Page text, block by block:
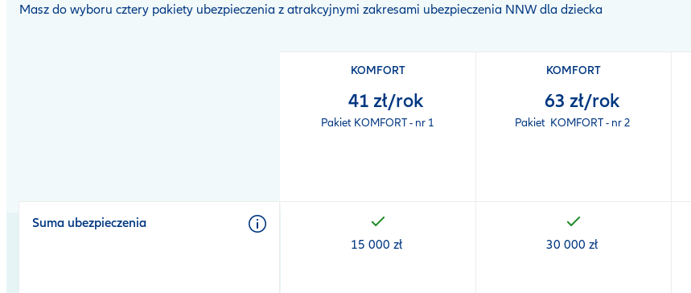
Masz do wyboru cztery pakiety ubezpieczenia z atrakcyjnymi zakresami ubezpieczenia NNW dla dziecka
KOMFORT
41 zł/rok
Pakiet KOMFORT - nr 1
KOMFORT
63 zł/rok
Pakiet KOMFORT - nr 2
Suma ubezpieczenia
15 000 zł
30 000 zł